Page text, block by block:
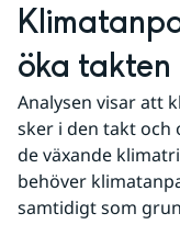
öka takten
Analysen visar att
sker i den takt
de växande
behöver
samtidigt som